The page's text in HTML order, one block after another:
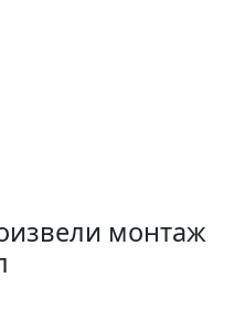
монтаж